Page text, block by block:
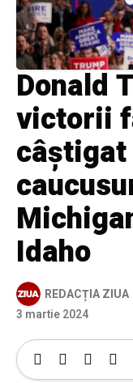
Donald
victorii
Idaho
REDACȚIA ZIUA
3 martie 2024